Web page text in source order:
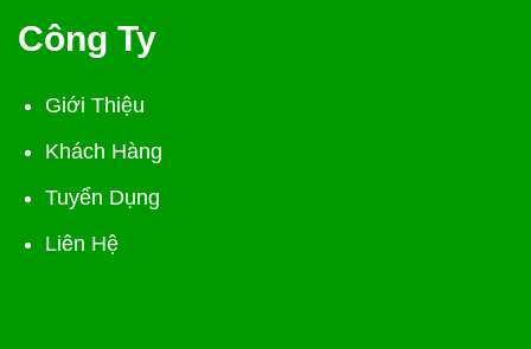
Công Ty
Giới Thiệu
Khách Hàng
Tuyển Dụng
Liên Hệ